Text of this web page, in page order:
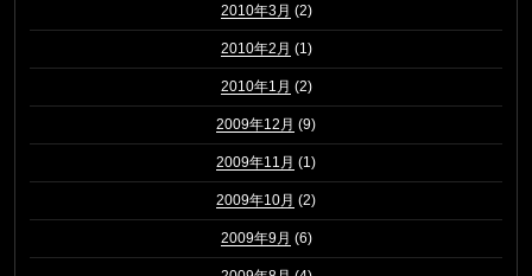
2010年3月 (2)
2010年2月 (1)
2010年1月 (2)
2009年12月 (9)
2009年11月 (1)
2009年10月 (2)
2009年9月 (6)